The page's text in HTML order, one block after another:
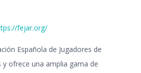
fejar.org/
Española de Jugadores de
y ofrece una amplia gama de